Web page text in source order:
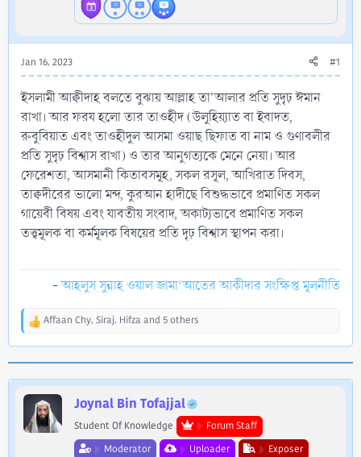
Jan 16, 2023 #1
ইসলামী আক্বীদাহ বলতে বুঝায় আল্লাহ তা'আলার প্রতি সুদৃঢ় ঈমান
রাখা। আর ফরয হলো তার তাওহীদ (উলুহিয়্যাত বা ইবাদত,
রুবুবিয়াত এবং তাওহীদুল আসমা ওয়াছ ছিফাত বা নাম ও গুণাবলীর
প্রতি সুদৃঢ় বিশ্বাস রাখা) ও তার আনুগত্যকে মেনে নেয়া। আর
ফেরেশতা, আসমানী কিতাবসমূহ, সকল রসূল, আখিরাত দিবস,
তাক্বদীরের ভালো মন্দ, কুরআন হাদীছে বিশুদ্ধভাবে প্রমাণিত সকল
গায়েবী বিষয় এবং যাবতীয় সংবাদ, অকাট্যভাবে প্রমাণিত সকল
তত্ত্বমূলক বা কর্মমূলক বিষয়ের প্রতি দৃঢ় বিশ্বাস স্থাপন করা।
-আহলুস সুন্নাহ ওয়াল জামা‘আতের আকীদার সংক্ষিপ্ত মূলনীতি
R
t
i
o
n
Affaan Chy, Siraj, Hifza and 5 others
Joynal Bin Tofajjal
Student Of Knowledge
Forum Staff
Moderator
Uploader
Exposer